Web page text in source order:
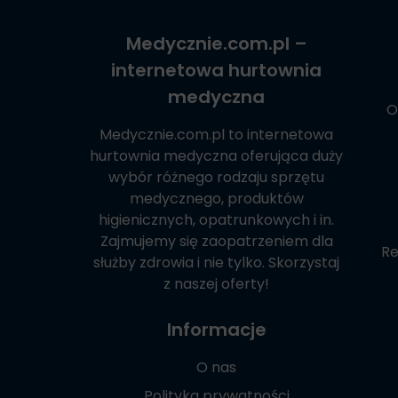
Medycznie.com.pl –
internetowa hurtownia
medyczna
Medycznie.com.pl to internetowa
hurtownia medyczna oferująca duży
wybór różnego rodzaju sprzętu
medycznego, produktów
higienicznych, opatrunkowych i in.
Zajmujemy się zaopatrzeniem dla
służby zdrowia i nie tylko. Skorzystaj
z naszej oferty!
Informacje
O nas